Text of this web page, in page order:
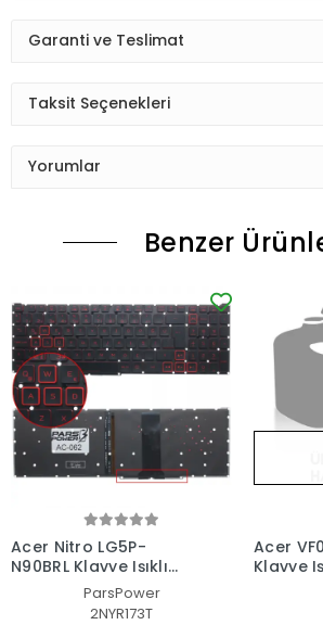
Garanti ve Teslimat
Taksit Seçenekleri
Yorumlar
Benzer
Acer Nitro LG5P-
N90BRL Klavye Işıklı
(Siyah TR)ParsPower
2NYR173T
Acer
Klavye